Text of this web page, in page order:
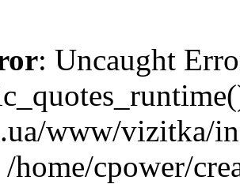
: Uncaught
www/vizitka/
home/cpower/